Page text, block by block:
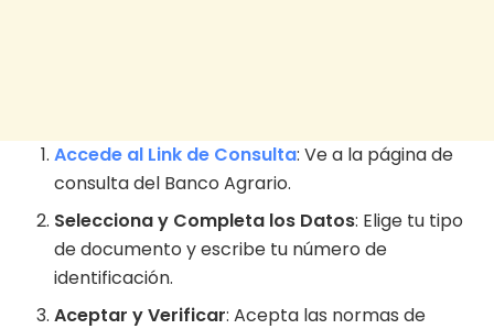
Accede al Link de Consulta: Ve a la página de
consulta del Banco Agrario.
Selecciona y Completa los Datos: Elige tu tipo
de documento y escribe tu número de
identificación.
Aceptar y Verificar: Acepta las normas de